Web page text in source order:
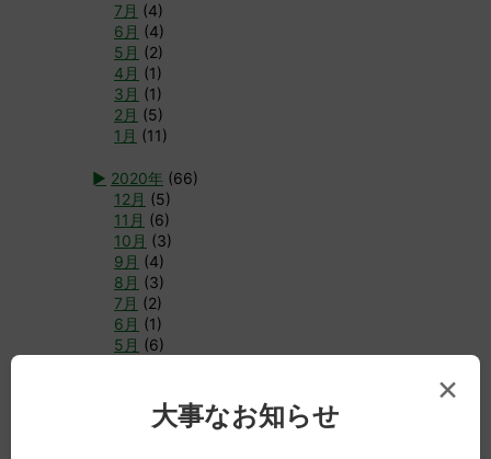
7月 (4)
6月 (4)
5月 (2)
4月 (1)
3月 (1)
2月 (5)
1月 (11)
► 2020年 (66)
12月 (5)
11月 (6)
10月 (3)
9月 (4)
8月 (3)
7月 (2)
6月 (1)
5月 (6)
(9)
(5)
×
大事なお知らせ